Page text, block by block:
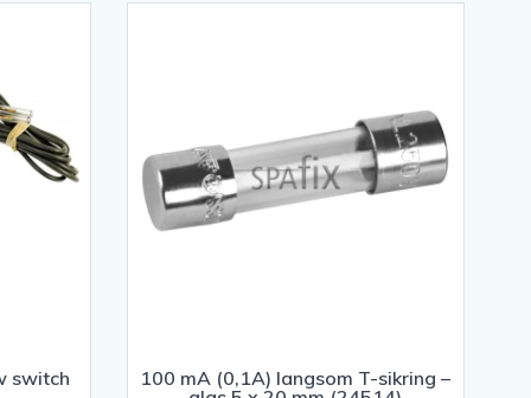
switch
100 mA (0,1A) langsom T-sikring –